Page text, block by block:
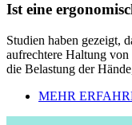
Ist eine
Studien haben gezeigt,
aufrechtere Haltung
die Belastung der
MEHR